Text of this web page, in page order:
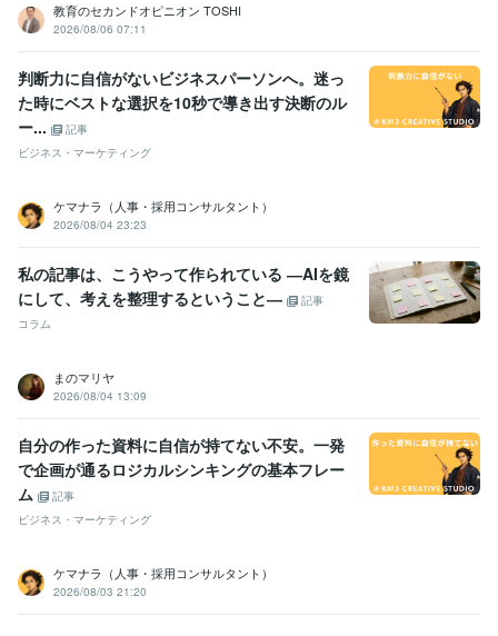
教育のセカンドオピニオン TOSHI
2026/08/06 07:11
判断力に自信がないビジネスパーソンへ。迷っ
た時にベストな選択を10秒で導き出す決断のル
ー...
記事
ビジネス・マーケティング
ケマナラ（人事・採用コンサルタント）
2026/08/04 23:23
私の記事は、こうやって作られている ―AIを鏡
にして、考えを整理するということ―
記事
コラム
まのマリヤ
2026/08/04 13:09
自分の作った資料に自信が持てない不安。一発
で企画が通るロジカルシンキングの基本フレー
ム
記事
ビジネス・マーケティング
ケマナラ（人事・採用コンサルタント）
2026/08/03 21:20